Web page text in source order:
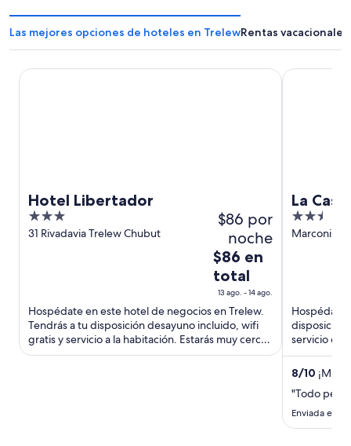
Las mejores opciones de hoteles en TrelewRentas
Hotel Libertador
3
out
31 Rivadavia Trelew Chubut
$86 por
noche
El
precio
es
$86
en
total
$86 en
total
13 ago. - 14 ago.
Hospédate en este hotel de negocios en Trelew.
Tendrás a tu disposición desayuno incluido, wifi
gratis y servicio a la habitación. Estarás muy cerca
de atracciones ...
Hotel Libertador
La
2.5
out
Marconi
Hospédate
disposición
servicio de
atracciones
8/10 ¡Muy
"Todo
Enviada el 9
La Casa de